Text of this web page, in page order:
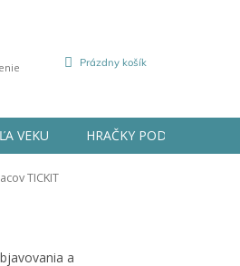
NÁKUPNÝ
Prázdny košík
VEKU HRAČKY PODĽA
TICKIT
a